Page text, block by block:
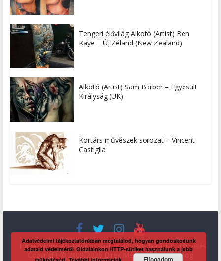
Tengeri élővilág Alkotó (Artist) Ben
Kaye – Új Zéland (New Zealand)
Alkotó (Artist) Sam Barber – Egyesült
Királyság (UK)
Kortárs művészek sorozat – Vincent
Castiglia
Impresszum Adatvédelmi tájékoztató Médiaajánlat Előfizetés
Copyright © 2009-2026 Direx Média Kft. Minden jog
Adatvédelmi tájékoztatónkban megtalálod, hogyan gondoskodunk
adataid védelméről. Oldalainkon HTTP-sütiket használunk a jobb
működésért.További információk Elfogadom